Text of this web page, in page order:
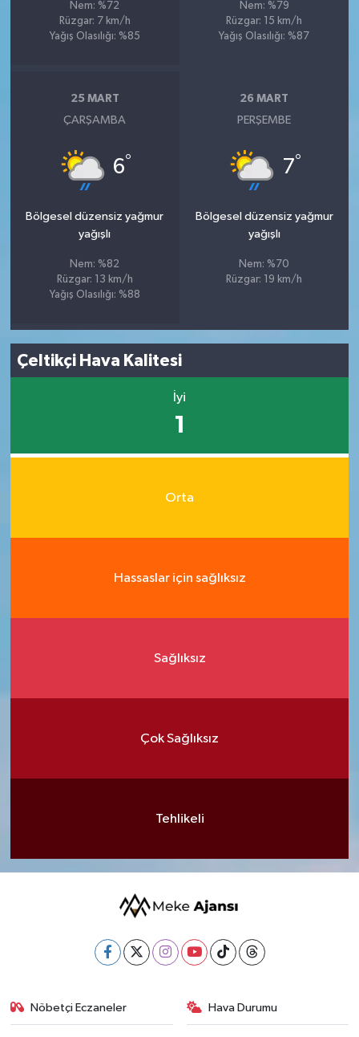
Nem: %72
Rüzgar: 7 km/h
Yağış Olasılığı: %85
Nem: %79
Rüzgar: 15 km/h
Yağış Olasılığı: %87
25 MART
ÇARŞAMBA
6°
Bölgesel düzensiz yağmur
yağışlı
Nem: %82
Rüzgar: 13 km/h
Yağış Olasılığı: %88
26 MART
PERŞEMBE
7°
Bölgesel düzensiz yağmur
yağışlı
Nem: %70
Rüzgar: 19 km/h
Çeltikçi Hava Kalitesi
İyi
1
Orta
Hassaslar için sağlıksız
Sağlıksız
Çok Sağlıksız
Tehlikeli
Nöbetçi Eczaneler Hava Durumu